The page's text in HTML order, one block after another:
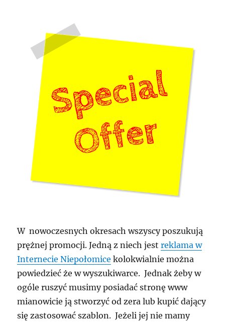
W nowoczesnych okresach wszyscy poszukują
prężnej promocji. Jedną z niech jestreklama w
Internecie Niepołomice kolokwialnie można
powiedzieć że w wyszukiwarce. Jednak żeby w
ogóle ruszyć musimy posiadać stronę www
mianowicie ją stworzyć od zera lub kupić dający
się zastosować szablon. Jeżeli jej nie mamy